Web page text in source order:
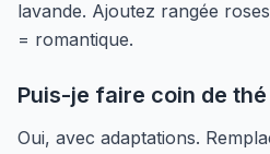
lavande. Ajoutez rangée
= romantique.
Puis-je faire coin de
Oui, avec adaptations.